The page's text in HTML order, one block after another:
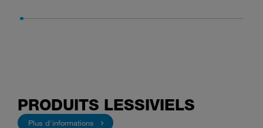
PRODUITS LESSIVIELS
Plus d'informations